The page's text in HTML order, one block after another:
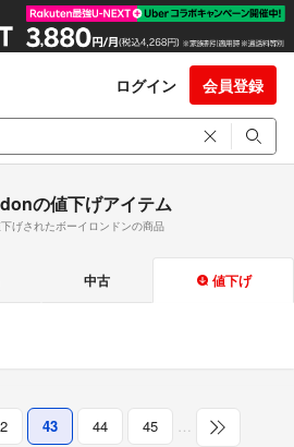
ログイン 会員登録
の値下げアイテム
げされたボーイロンドンの商品
中古 値下げ
43 44 45